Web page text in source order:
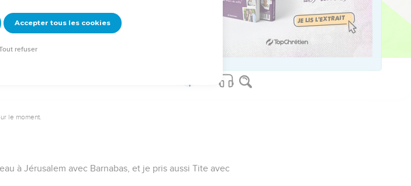
vous procurer une Bible imprimée, rendez-vous sur www.editionsbiblio.fr
le moment.
à Jérusalem avec Barnabas, et je pris aussi Tite avec
Accepter tous les cookies
refuser